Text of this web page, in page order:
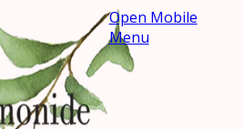
Open Mobile
Menu